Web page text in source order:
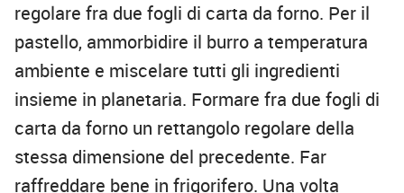
regolare fra due fogli di carta da forno. Per il
pastello, ammorbidire il burro a temperatura
ambiente e miscelare tutti gli ingredienti
insieme in planetaria. Formare fra due fogli di
carta da forno un rettangolo regolare della
stessa dimensione del precedente. Far
raffreddare bene in frigorifero. Una volta